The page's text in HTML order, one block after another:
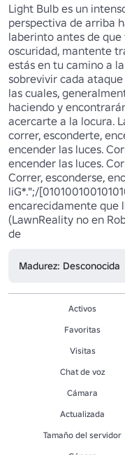
Light Bulb es un
perspectiva de arriba
laberinto antes de
oscuridad, mantente
estás en tu camino a
sobrevivir cada
las cuales,
haciendo y
acercarte a la locura.
correr, esconderte,
encender las luces.
encender las luces.
Correr, esconderse,
liG*.";/
encarecidamente que
(LawnReality no en
de
Madurez: Desconocida
Activos
Favoritas
Visitas
Chat de voz
Cámara
Actualizada
Tamaño del servidor